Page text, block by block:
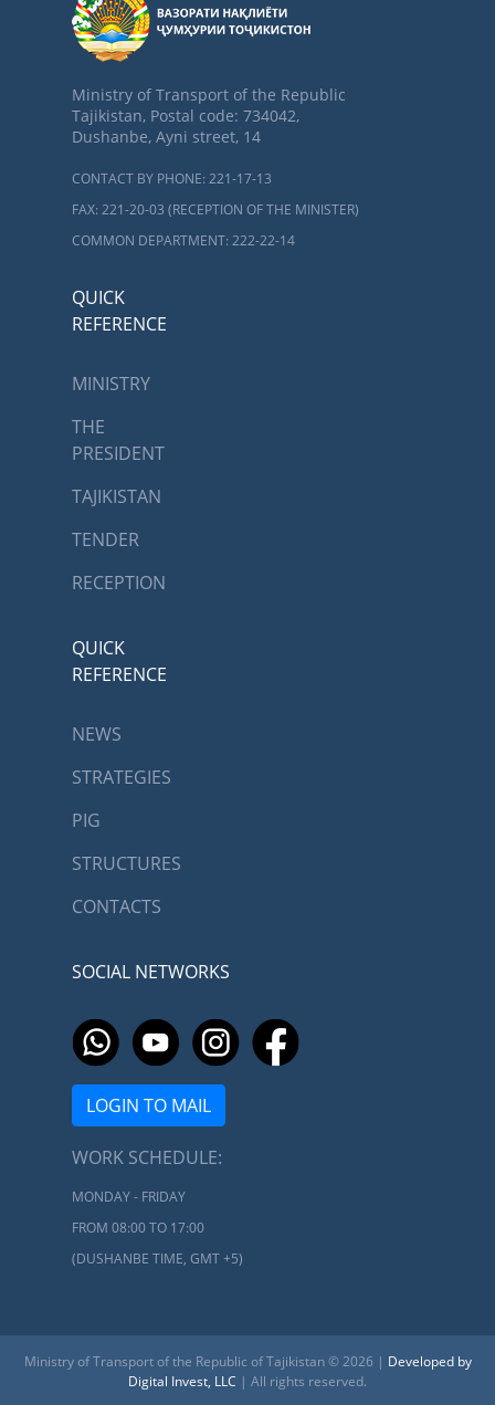
Ministry of Transport of the Republic
Tajikistan, Postal code: 734042,
Dushanbe, Ayni street, 14
CONTACT BY PHONE: 221-17-13
FAX: 221-20-03 (RECEPTION OF THE MINISTER)
COMMON DEPARTMENT: 222-22-14
QUICK
REFERENCE
MINISTRY
THE
PRESIDENT
TAJIKISTAN
TENDER
RECEPTION
QUICK
REFERENCE
NEWS
STRATEGIES
PIG
STRUCTURES
CONTACTS
SOCIAL NETWORKS
LOGIN TO MAIL
WORK SCHEDULE:
MONDAY - FRIDAY
FROM 08:00 TO 17:00
(DUSHANBE TIME, GMT +5)
Ministry of Transport of the Republic of Tajikistan © 2026 | Developed by
Digital Invest, LLC | All rights reserved.